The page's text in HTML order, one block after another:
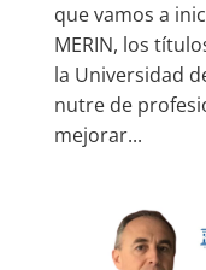
que vamos a
MERIN, los
la Universidad
nutre de
mejorar...